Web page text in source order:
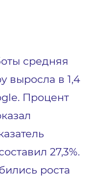
средняя
выросла в 1,4
Процент
27,3%.
роста